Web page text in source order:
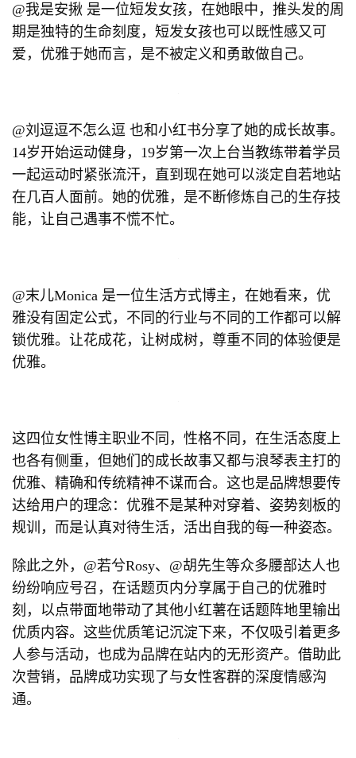
@我是安揪 是一位短发女孩，在她眼中，推头发的周
期是独特的生命刻度，短发女孩也可以既性感又可
爱，优雅于她而言，是不被定义和勇敢做自己。
@刘逗逗不怎么逗 也和小红书分享了她的成长故事。
14岁开始运动健身，19岁第一次上台当教练带着学员
一起运动时紧张流汗，直到现在她可以淡定自若地站
在几百人面前。她的优雅，是不断修炼自己的生存技
能，让自己遇事不慌不忙。
@末儿Monica 是一位生活方式博主，在她看来，优
雅没有固定公式，不同的行业与不同的工作都可以解
锁优雅。让花成花，让树成树，尊重不同的体验便是
优雅。
这四位女性博主职业不同，性格不同，在生活态度上
也各有侧重，但她们的成长故事又都与浪琴表主打的
优雅、精确和传统精神不谋而合。这也是品牌想要传
达给用户的理念：优雅不是某种对穿着、姿势刻板的
规训，而是认真对待生活，活出自我的每一种姿态。
除此之外，@若兮Rosy、@胡先生等众多腰部达人也
纷纷响应号召，在话题页内分享属于自己的优雅时
刻，以点带面地带动了其他小红薯在话题阵地里输出
优质内容。这些优质笔记沉淀下来，不仅吸引着更多
人参与活动，也成为品牌在站内的无形资产。借助此
次营销，品牌成功实现了与女性客群的深度情感沟
通。